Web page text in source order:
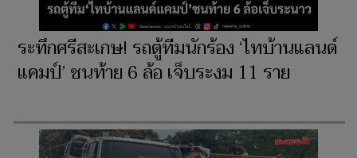
ระทึกศรีสะเกษ! รถตู้ทีมนักร้อง ‘ไทบ้านแลนด์
แคมป์’ ชนท้าย 6 ล้อ เจ็บระงม 11 ราย